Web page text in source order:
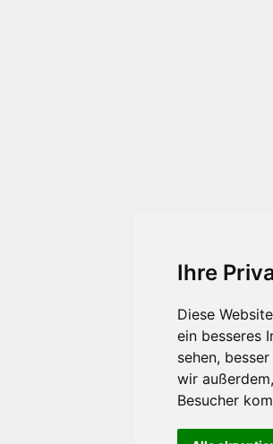
Ihre
Diese
ein besseres
sehen,
wir
Besucher